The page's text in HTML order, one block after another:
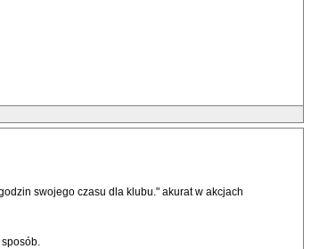
swojego czasu dla klubu." akurat w akcjach